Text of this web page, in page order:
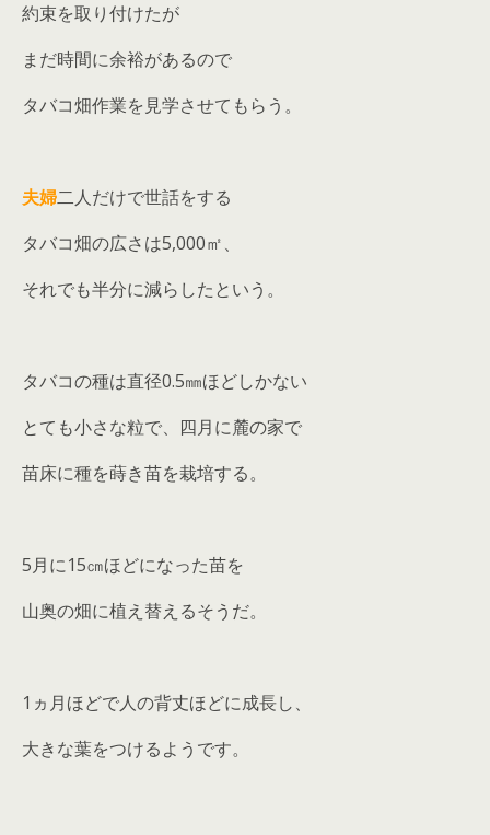
約束を取り付けたが
まだ時間に余裕があるので
タバコ畑作業を見学させてもらう。
夫婦二人だけで世話をする
タバコ畑の広さは5,000㎡、
それでも半分に減らしたという。
タバコの種は直径0.5㎜ほどしかない
とても小さな粒で、四月に麓の家で
苗床に種を蒔き苗を栽培する。
5月に15㎝ほどになった苗を
山奥の畑に植え替えるそうだ。
1ヵ月ほどで人の背丈ほどに成長し、
大きな葉をつけるようです。